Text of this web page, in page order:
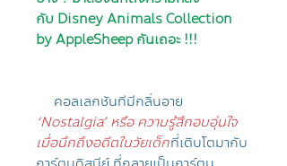
กับ Disney Animals Collection
by AppleSheep กันเถอะ !!!
คอลเลกชันทีมีกลิ่นอาย
‘Nostalgia’ หรือ ความรู้สึกอบอุ่นใจ
เมื่อนึกถึงอดีตในวัยเด็กที่เติบโตมากับ